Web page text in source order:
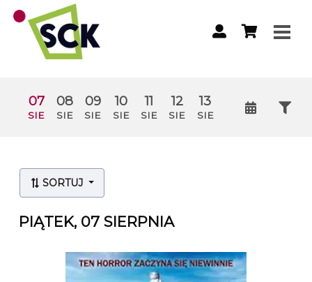
07
SIE
08
SIE
09
SIE
10
SIE
11
SIE
12
SIE
13
SIE
Lista wydarzeń:
SORTUJ
PIĄTEK, 07 SIERPNIA